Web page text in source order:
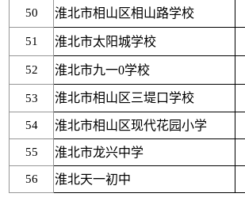
50 淮北市相山区相山路学校
51 淮北市太阳城学校
52 淮北市九一0学校
53 淮北市相山区三堤口学校
54 淮北市相山区现代花园小学
55 淮北市龙兴中学
56 淮北天一初中